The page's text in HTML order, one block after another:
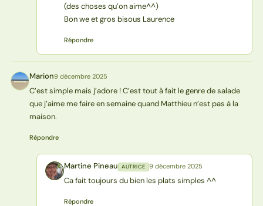
(des choses qu’on aime^^)
Bon we et gros bisous Laurence
Répondre
M Marion9 décembre 2025
C’est simple mais j’adore ! C’est tout à fait le genre de salade
que j’aime me faire en semaine quand Matthieu n’est pas à la
maison.
Répondre
MP Martine Pineau AUTRICE 9 décembre 2025
Ca fait toujours du bien les plats simples ^^
Répondre